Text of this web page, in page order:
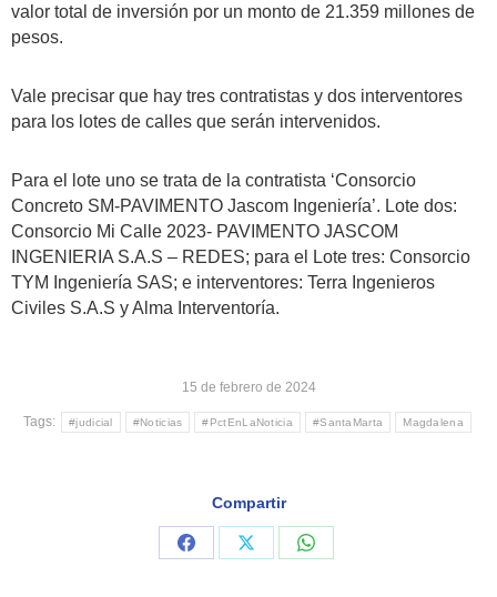
valor total de inversión por un monto de 21.359 millones de
pesos.
Vale precisar que hay tres contratistas y dos interventores
para los lotes de calles que serán intervenidos.
Para el lote uno se trata de la contratista ‘Consorcio
Concreto SM-PAVIMENTO Jascom Ingeniería’. Lote dos:
Consorcio Mi Calle 2023- PAVIMENTO JASCOM
INGENIERIA S.A.S – REDES; para el Lote tres: Consorcio
TYM Ingeniería SAS; e interventores: Terra Ingenieros
Civiles S.A.S y Alma Interventoría.
15 de febrero de 2024
Tags: #judicial #Noticias #PctEnLaNoticia #SantaMarta Magdalena
Compartir
Share
Share
Share